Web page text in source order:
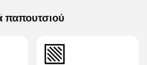
παπουτσιού